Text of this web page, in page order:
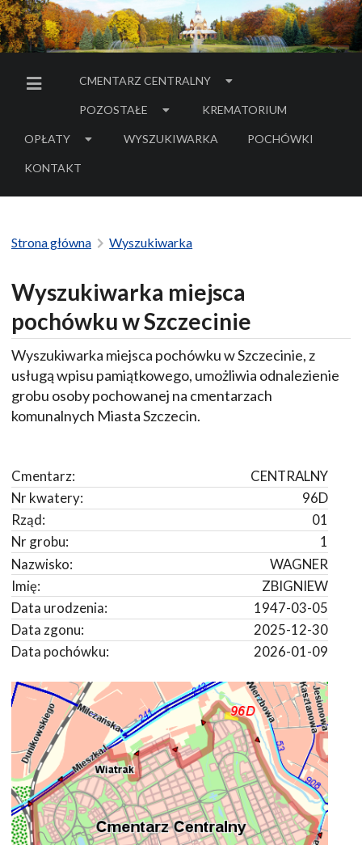
MENU BOCZNE
CMENTARZ CENTRALNY
POZOSTAŁE KREMATORIUM
OPŁATY WYSZUKIWARKA POCHÓWKI
- LINK DO SERWISU
KONTAKT
Strona główna Wyszukiwarka
Wyszukiwarka miejsca
pochówku w Szczecinie
Wyszukiwarka miejsca pochówku w Szczecinie, z
usługą wpisu pamiątkowego, umożliwia odnalezienie
grobu osoby pochowanej na cmentarzach
komunalnych Miasta Szczecin.
CENTRALNY
Cmentarz:
96D
Nr kwatery:
01
Rząd:
1
Nr grobu:
WAGNER
Nazwisko:
ZBIGNIEW
Imię:
1947-03-05
Data urodzenia:
2025-12-30
Data zgonu:
2026-01-09
Data pochówku: